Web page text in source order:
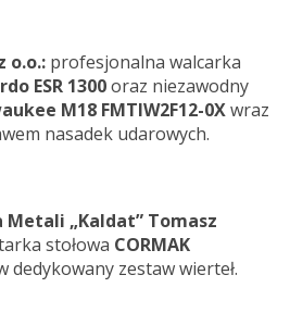
o.o.:profesjonalna walcarka
ESR 1300oraz niezawodny
M18 FMTIW2F12-0Xwraz
nasadek udarowych.
„Kaldat” Tomasz
stołowa CORMAK
dedykowany zestaw wierteł.